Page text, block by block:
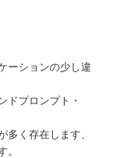
ーションの少し違
ドプロンプト・
多く存在します、
。